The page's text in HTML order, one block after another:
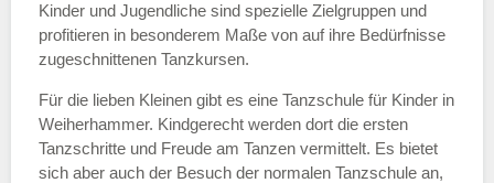
E-Mail*
Kinder und Jugendliche sind spezielle Zielgruppen und
profitieren in besonderem Maße von auf ihre Bedürfnisse
zugeschnittenen Tanzkursen.
Für die lieben Kleinen gibt es eine Tanzschule für Kinder in
Weiherhammer. Kindgerecht werden dort die ersten
Tanzschritte und Freude am Tanzen vermittelt. Es bietet
sich aber auch der Besuch der normalen Tanzschule an,